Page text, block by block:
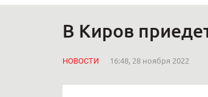
В Киров
НОВОСТИ 16:48, 28 ноября 2022